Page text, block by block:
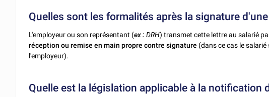
Quelles sont les formalités après la signature
L'employeur ou son représentant (ex : DRH) transmet cette lettre au salarié
réception ou remise en main propre contre signature (dans ce cas le
l'employeur).
Quelle est la législation applicable à la notification